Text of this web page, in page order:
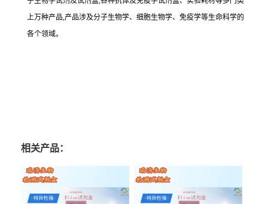
上万种产品,产品涉及分子生物学、细胞生物学、免疫学等生命科学的
各个领域。
相关产品：